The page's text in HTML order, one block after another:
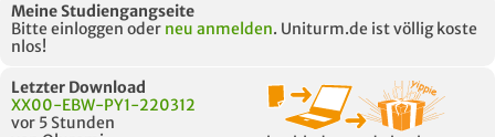
Meine Studiengangseite
Bitte einloggen oder neu anmelden. Uniturm.de ist völlig koste
nlos!
Letzter Download
XX00-EBW-PY1-220312
vor 5 Stunden